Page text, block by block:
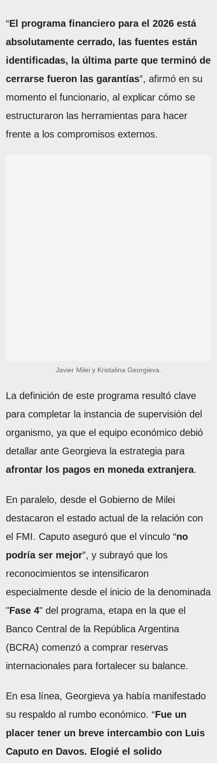
“El programa financiero para el 2026 está
absolutamente cerrado, las fuentes están
identificadas, la última parte que terminó de
cerrarse fueron las garantías”, afirmó en su
momento el funcionario, al explicar cómo se
estructuraron las herramientas para hacer
frente a los compromisos externos.
Javier Milei y Kristalina Georgieva.
La definición de este programa resultó clave
para completar la instancia de supervisión del
organismo, ya que el equipo económico debió
detallar ante Georgieva la estrategia para
afrontar los pagos en moneda extranjera.
En paralelo, desde el Gobierno de Milei
destacaron el estado actual de la relación con
el FMI. Caputo aseguró que el vínculo “no
podría ser mejor”, y subrayó que los
reconocimientos se intensificaron
especialmente desde el inicio de la denominada
"Fase 4" del programa, etapa en la que el
Banco Central de la República Argentina
(BCRA) comenzó a comprar reservas
internacionales para fortalecer su balance.
En esa línea, Georgieva ya había manifestado
su respaldo al rumbo económico. “Fue un
placer tener un breve intercambio con Luis
Caputo en Davos. Elogié el solido